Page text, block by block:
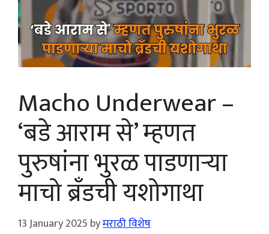
Macho Underwear –
‘बडे आराम से’ म्हणत
पुरुषांना भुरळ पाडणाऱ्या
माचो ब्रँडची यशोगाथा
13 January 2025 byमराठी विशेष